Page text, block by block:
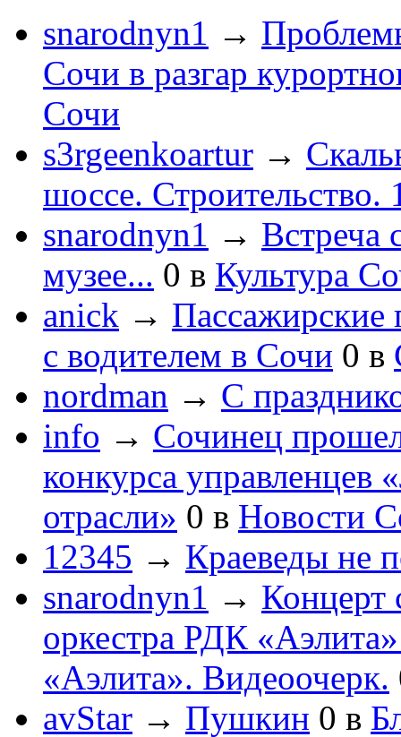
snarodnyn1 →
Сочи в разгар
Сочи
s3rgeenkoartur →
шоссе. Строительство.
snarodnyn1 → Встреча
музее... 0 в Культура
anick → Пассажирские
с водителем в Сочи 0 в
nordman → С
info → Сочинец
конкурса управленцев
отрасли» 0 в Новости
12345 → Краеведы не
snarodnyn1 → Концерт
оркестра РДК
«Аэлита». Видеоочерк.
avStar → Пушкин 0 в